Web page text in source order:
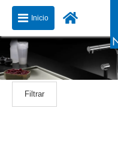
Inicio
Filtrar